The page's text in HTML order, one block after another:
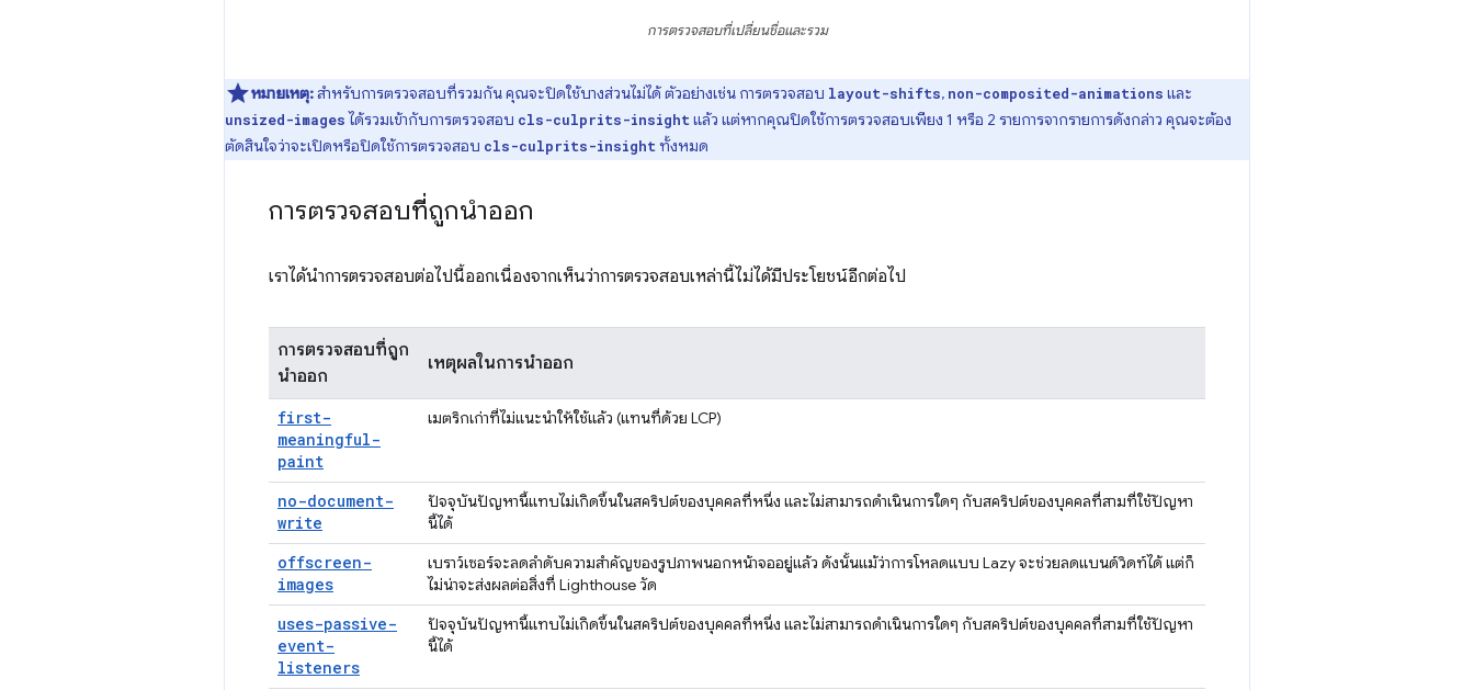
การตรวจสอบที่เปลี่ยนชื่อและรวม
หมายเหตุ:สำหรับการตรวจสอบที่รวมกัน คุณจะปิดใช้บางส่วนไม่ได้ ตัวอย่างเช่น การตรวจสอบ layout-shifts, non-composited-animations และ
unsized-images ได้รวมเข้ากับการตรวจสอบ cls-culprits-insight แล้ว แต่หากคุณปิดใช้การตรวจสอบเพียง 1 หรือ 2 รายการจากรายการดังกล่าว คุณจะต้อง
ตัดสินใจว่าจะเปิดหรือปิดใช้การตรวจสอบ cls-culprits-insight ทั้งหมด
การตรวจสอบที่ถูกนำออก
เราได้นำการตรวจสอบต่อไปนี้ออกเนื่องจากเห็นว่าการตรวจสอบเหล่านี้ไม่ได้มีประโยชน์อีกต่อไป
การตรวจสอบที่ถูก
นำออก
เหตุผลในการนำออก
first-
meaningful-
paint
เมตริกเก่าที่ไม่แนะนําให้ใช้แล้ว (แทนที่ด้วย LCP)
no-document-
write
ปัจจุบันปัญหานี้แทบไม่เกิดขึ้นในสคริปต์ของบุคคลที่หนึ่ง และไม่สามารถดำเนินการใดๆ กับสคริปต์ของบุคคลที่สามที่ใช้ปัญหา
นี้ได้
offscreen-
images
เบราว์เซอร์จะลดลำดับความสำคัญของรูปภาพนอกหน้าจออยู่แล้ว ดังนั้นแม้ว่าการโหลดแบบ Lazy จะช่วยลดแบนด์วิดท์ได้ แต่ก็
ไม่น่าจะส่งผลต่อสิ่งที่ Lighthouse วัด
uses-passive-
event-
listeners
ปัจจุบันปัญหานี้แทบไม่เกิดขึ้นในสคริปต์ของบุคคลที่หนึ่ง และไม่สามารถดำเนินการใดๆ กับสคริปต์ของบุคคลที่สามที่ใช้ปัญหา
นี้ได้